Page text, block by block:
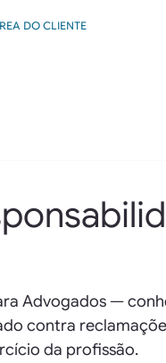
DO CLIENTE
Advogados —
contra
da profissão.